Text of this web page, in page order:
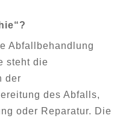
Abfallbehandlung
steht die
der
des Abfalls,
oder Reparatur. Die